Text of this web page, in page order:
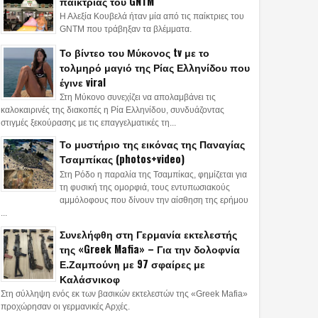
23 και
κάηκαν στην
που μαίνεται στο
Εγκλωβίστηκαν
όχημα
Jul
2026
ηλικία 75 ετών ο
δημοσιογράφος και
πρώην βουλευτής Νάσος
Αθανασίου
02
Jun
2026
Η Αλεξία Κουβελά ήταν μία από τις παίκτριες του
GNTM που τράβηξαν τα βλέμματα.
Το βίντεο του Μύκονος tv με το
τολμηρό μαγιό της Ρίας Ελληνίδου που
έγινε viral
Στη Μύκονο συνεχίζει να απολαμβάνει τις
καλοκαιρινές της διακοπές η Ρία Ελληνίδου, συνδυάζοντας
στιγμές ξεκούρασης με τις επαγγελματικές τη...
Το μυστήριο της εικόνας της Παναγίας
Τσαμπίκας (photos+video)
Στη Ρόδο η παραλία της Τσαμπίκας, φημίζεται για
τη φυσική της ομορφιά, τους εντυπωσιακούς
αμμόλοφους που δίνουν την αίσθηση της ερήμου
Συνελήφθη στη Γερμανία εκτελεστής
της «Greek Mafia» – Για την δολοφνία
Ε.Ζαμπούνη με 97 σφαίρες με
Καλάσνικοφ
Στη σύλληψη ενός εκ των βασικών εκτελεστών της «Greek Mafia»
προχώρησαν οι γερμανικές Αρχές.